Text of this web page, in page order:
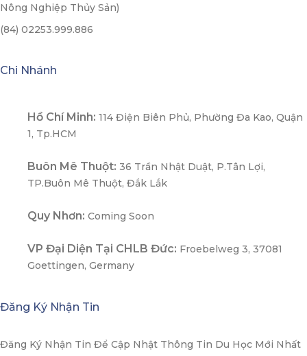
Nông Nghiệp Thủy Sản)
(84) 02253.999.886
Chi Nhánh
Hồ Chí Minh: 114 Điện Biên Phủ, Phường Đa Kao, Quận
1, Tp.HCM
Buôn Mê Thuột: 36 Trần Nhật Duật, P.Tân Lợi,
TP.Buôn Mê Thuột, Đắk Lắk
Quy Nhơn: Coming Soon
VP Đại Diện Tại CHLB Đức: Froebelweg 3, 37081
Goettingen, Germany
Đăng Ký Nhận Tin
Đăng Ký Nhận Tin Để Cập Nhật Thông Tin Du Học Mới Nhất